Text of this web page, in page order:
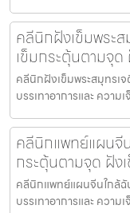
คลีนิกฝังเข็มพระ
เข็มกระตุ้นตามจุ
คลีนิกฝังเข็มพระสมุทรเ
บรรเทาอาการและ ควา
คลีนิกแพทย์แผนจี
กระตุ้นตามจุด ฝัง
คลีนิกแพทย์แผนจีนใกล้ฉั
บรรเทาอาการและ ควา